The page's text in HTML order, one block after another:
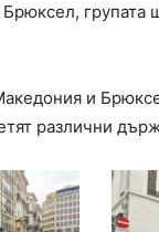
Брюксел,
и
различни